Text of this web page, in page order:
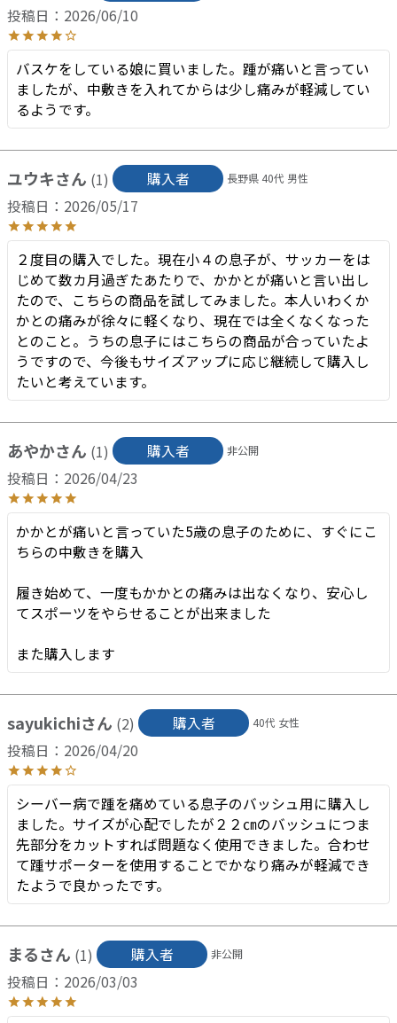
投稿日 2026/06/10
バスケをしている娘に買いました。踵が痛いと言ってい
ましたが、中敷きを入れてからは少し痛みが軽減してい
るようです。
ユウキ 1 購入者 長野県 40代 男性
投稿日 2026/05/17
２度目の購入でした。現在小４の息子が、サッカーをは
じめて数カ月過ぎたあたりで、かかとが痛いと言い出し
たので、こちらの商品を試してみました。本人いわくか
かとの痛みが徐々に軽くなり、現在では全くなくなった
とのこと。うちの息子にはこちらの商品が合っていたよ
うですので、今後もサイズアップに応じ継続して購入し
たいと考えています。
あやか 1 購入者 非公開
投稿日 2026/04/23
かかとが痛いと言っていた5歳の息子のために、すぐにこ
ちらの中敷きを購入
履き始めて、一度もかかとの痛みは出なくなり、安心し
てスポーツをやらせることが出来ました
sayukichi 2 購入者 40代 女性
投稿日 2026/04/20
シーバー病で踵を痛めている息子のバッシュ用に購入し
ました。サイズが心配でしたが２２㎝のバッシュにつま
先部分をカットすれば問題なく使用できました。合わせ
て踵サポーターを使用することでかなり痛みが軽減でき
たようで良かったです。
まる 1 購入者 非公開
投稿日 2026/03/03